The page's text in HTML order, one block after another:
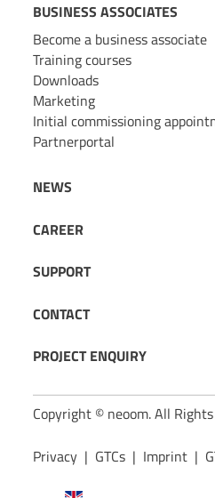
BUSINESS ASSOCIATES
Become a business associate
Training courses
Downloads
Marketing
Initial commissioning
Partnerportal
NEWS
CAREER
SUPPORT
CONTACT
PROJECT ENQUIRY
Copyright © neoom. All
Privacy| GTCs| Imprint|